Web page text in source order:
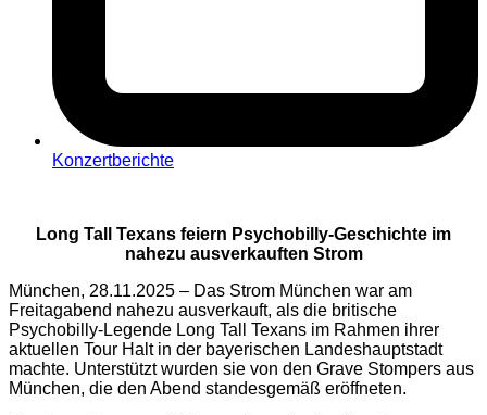
Konzertberichte
Long Tall Texans feiern Psychobilly-Geschichte im
nahezu ausverkauften Strom
München, 28.11.2025 – Das Strom München war am
Freitagabend nahezu ausverkauft, als die britische
Psychobilly-Legende Long Tall Texans im Rahmen ihrer
aktuellen Tour Halt in der bayerischen Landeshauptstadt
machte. Unterstützt wurden sie von den Grave Stompers aus
München, die den Abend standesgemäß eröffneten.